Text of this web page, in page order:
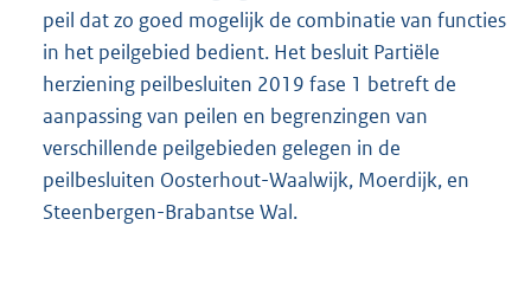
peil dat zo goed mogelijk de combinatie van functies
in het peilgebied bedient. Het besluit Partiële
herziening peilbesluiten 2019 fase 1 betreft de
aanpassing van peilen en begrenzingen van
verschillende peilgebieden gelegen in de
peilbesluiten Oosterhout-Waalwijk, Moerdijk, en
Steenbergen-Brabantse Wal.